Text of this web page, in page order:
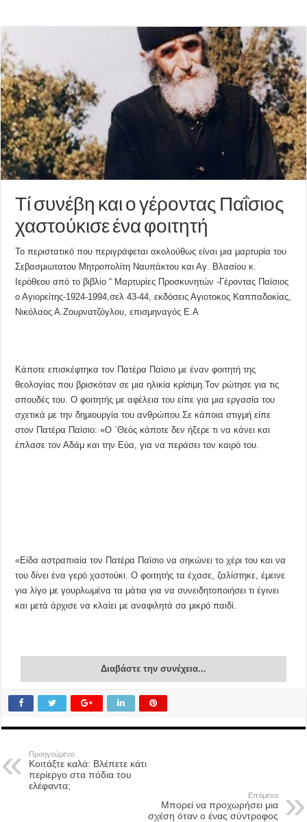
Τί συνέβη και ο γέροντας Παΐσιος
χαστούκισε ένα φοιτητή
Το περιστατικό που περιγράφεται ακολούθως είναι μια μαρτυρία του
Σεβασμιωτατου Μητροπολίτη Ναυπάκτου και Αγ. Βλασίου κ.
Ιερόθεου από το βιβλίο “ Μαρτυρίες Προσκυνητών -Γέροντας Παϊσιος
ο Αγιορείτης-1924-1994,σελ 43-44, εκδόσεις Αγιοτοκος Καππαδοκίας,
Νικόλαος Α.Ζουρνατζόγλου, επισμηναγός Ε.Α
Κάποτε επισκέφτηκα τον Πατέρα Παϊσιο με έναν φοιτητή της
θεολογίας που βρισκόταν σε μια ηλικία κρίσιμη.Τον ρώτησε για τις
σπουδές του. Ο φοιτητής με αφέλεια του είπε για μια εργασία του
σχετικά με την δημιουργία του ανθρώπου.Σε κάποια στιγμή είπε
στον Πατέρα Παϊσιο: «O ΄Θεός κάποτε δεν ήξερε τι να κάνει και
έπλασε τον Αδάμ και την Εύα, για να περάσει τον καιρό του.
«Είδα αστραπιαία τον Πατέρα Παϊσιο να σηκώνει το χέρι του και να
του δίνει ένα γερό χαστούκι. Ο φοιτητής τα έχασε, ζαλίστηκε, έμεινε
για λίγο με γουρλωμένα τα μάτια για να συνειδητοποιήσει τι έγινει
και μετά άρχισε να κλαίει με αναφιλητά σα μικρό παιδί.
Διαβάστε την συνέχεια...
Προηγούμενο
Κοιτάξτε καλά: Βλέπετε κάτι
περίεργο στα πόδια του
ελέφαντα;
Επόμενο
Μπορεί να προχωρήσει μια
σχέση όταν ο ένας σύντροφος